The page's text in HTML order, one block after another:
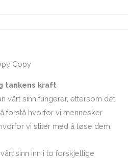
Copy
tankens kraft
vårt sinn fungerer, ettersom det
forstå hvorfor vi mennesker
vi sliter med å løse dem.
sinn inn i to forskjellige